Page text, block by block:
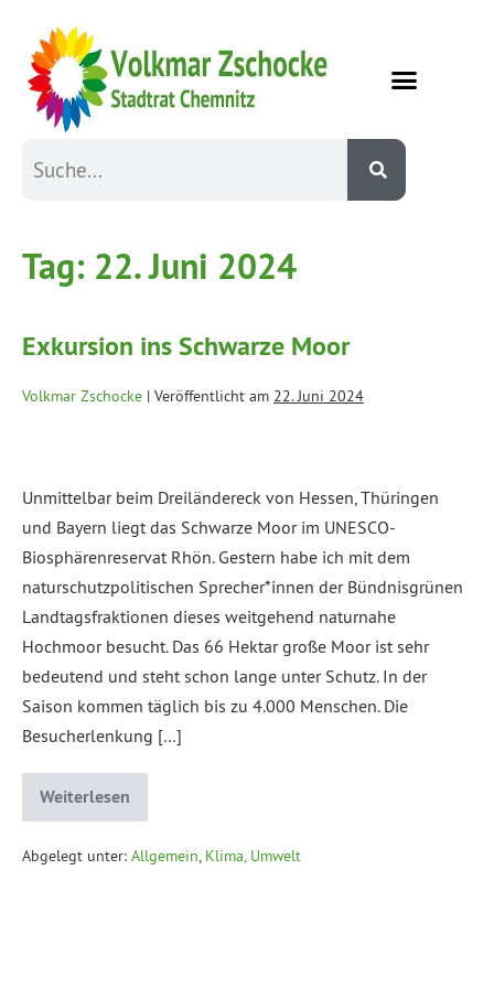
Tag: 22. Juni 2024
Exkursion ins Schwarze Moor
Volkmar Zschocke | Veröffentlicht am 22. Juni 2024
Unmittelbar beim Dreiländereck von Hessen, Thüringen
und Bayern liegt das Schwarze Moor im UNESCO-
Biosphärenreservat Rhön. Gestern habe ich mit dem
naturschutzpolitischen Sprecher*innen der Bündnisgrünen
Landtagsfraktionen dieses weitgehend naturnahe
Hochmoor besucht. Das 66 Hektar große Moor ist sehr
bedeutend und steht schon lange unter Schutz. In der
Saison kommen täglich bis zu 4.000 Menschen. Die
Besucherlenkung […]
Weiterlesen
Abgelegt unter: Allgemein, Klima, Umwelt